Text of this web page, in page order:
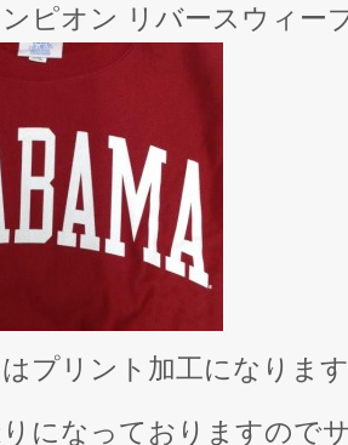
ピオン リバースウィー
プリント加工になりま
になっておりますので